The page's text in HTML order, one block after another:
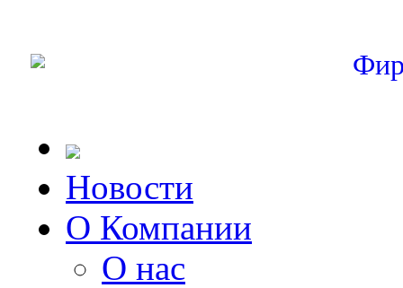
Новости
О Компании
О нас